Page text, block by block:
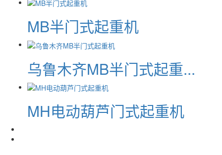
MB半门式起重机
乌鲁木齐MB半门式起重...
MH电动葫芦门式起重机